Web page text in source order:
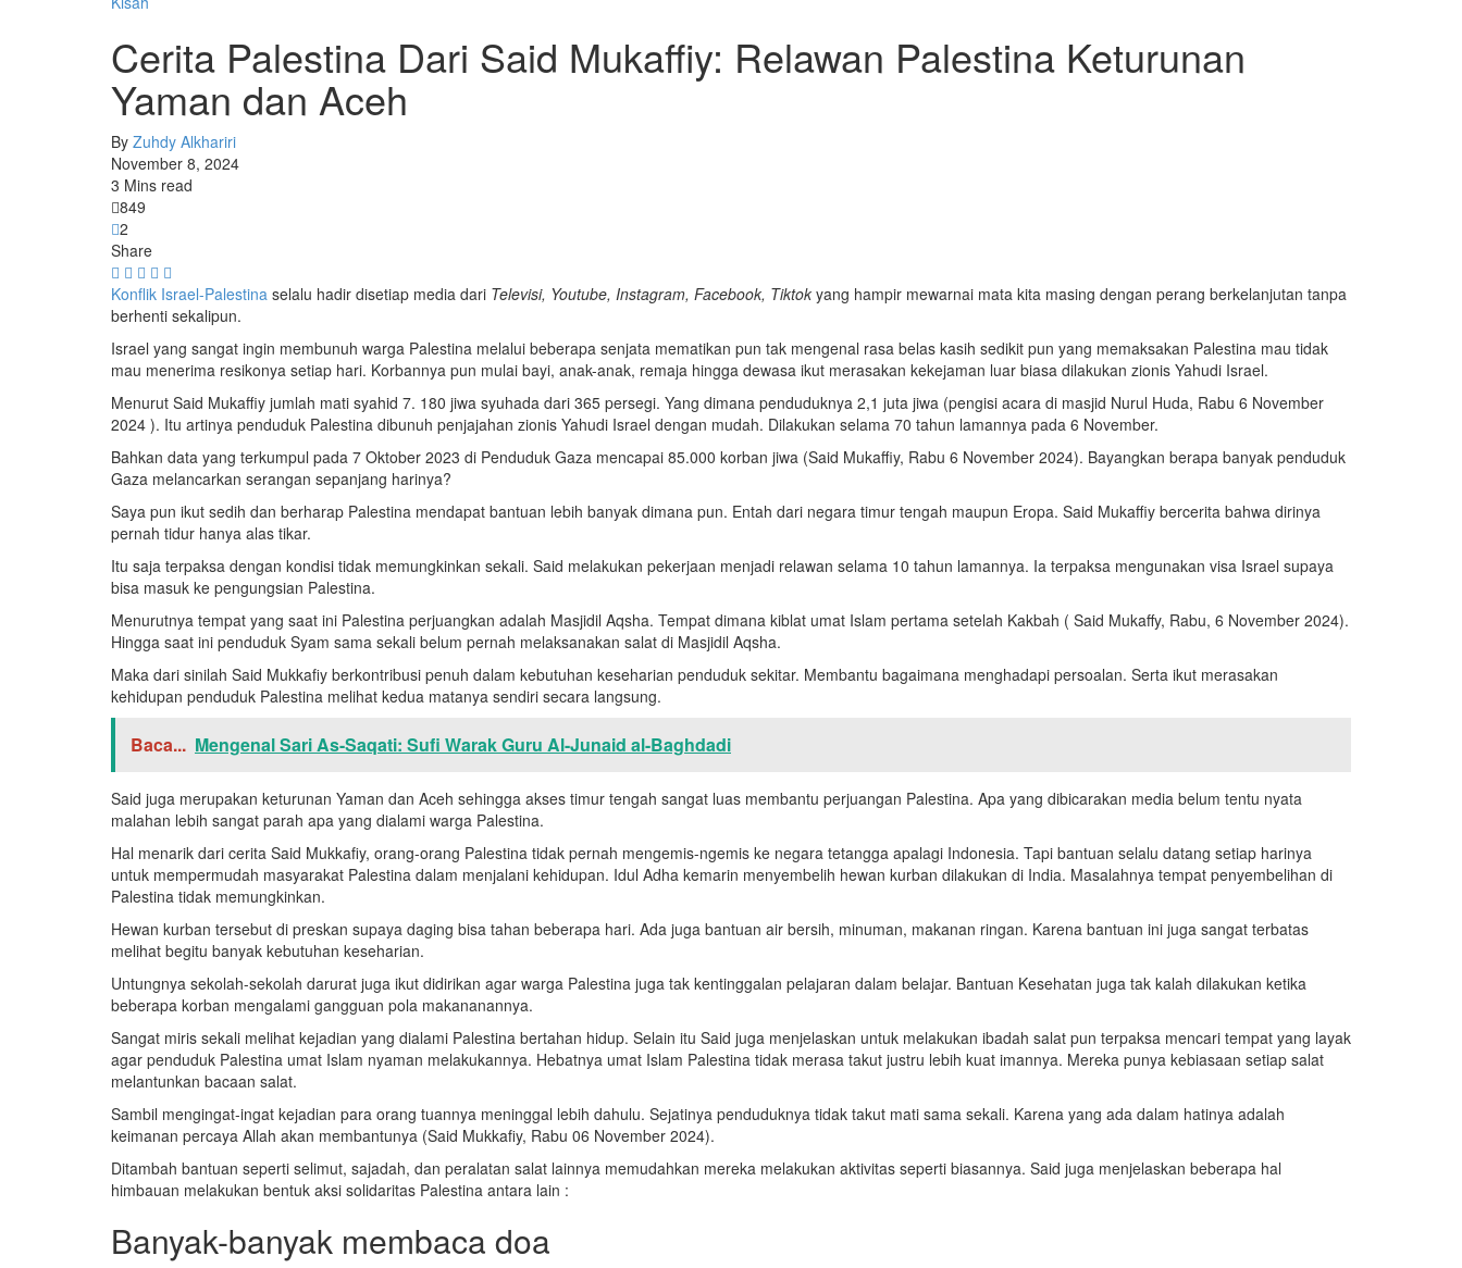
Cerita Palestina Dari Said Mukaffiy: Relawan Palestina Keturunan
Yaman dan Aceh
By Zuhdy Alkhariri
November 8, 2024
3 Mins read
849
2
Share
Konflik Israel-Palestina selalu hadir disetiap media dari Televisi, Youtube, Instagram, Facebook, Tiktok yang hampir mewarnai mata kita masing dengan perang berkelanjutan tanpa
berhenti sekalipun.
Israel yang sangat ingin membunuh warga Palestina melalui beberapa senjata mematikan pun tak mengenal rasa belas kasih sedikit pun yang memaksakan Palestina mau tidak
mau menerima resikonya setiap hari. Korbannya pun mulai bayi, anak-anak, remaja hingga dewasa ikut merasakan kekejaman luar biasa dilakukan zionis Yahudi Israel.
Menurut Said Mukaffiy jumlah mati syahid 7. 180 jiwa syuhada dari 365 persegi. Yang dimana penduduknya 2,1 juta jiwa (pengisi acara di masjid Nurul Huda, Rabu 6 November
2024 ). Itu artinya penduduk Palestina dibunuh penjajahan zionis Yahudi Israel dengan mudah. Dilakukan selama 70 tahun lamannya pada 6 November.
Bahkan data yang terkumpul pada 7 Oktober 2023 di Penduduk Gaza mencapai 85.000 korban jiwa (Said Mukaffiy, Rabu 6 November 2024). Bayangkan berapa banyak penduduk
Gaza melancarkan serangan sepanjang harinya?
Saya pun ikut sedih dan berharap Palestina mendapat bantuan lebih banyak dimana pun. Entah dari negara timur tengah maupun Eropa. Said Mukaffiy bercerita bahwa dirinya
pernah tidur hanya alas tikar.
Itu saja terpaksa dengan kondisi tidak memungkinkan sekali. Said melakukan pekerjaan menjadi relawan selama 10 tahun lamannya. Ia terpaksa mengunakan visa Israel supaya
bisa masuk ke pengungsian Palestina.
Menurutnya tempat yang saat ini Palestina perjuangkan adalah Masjidil Aqsha. Tempat dimana kiblat umat Islam pertama setelah Kakbah ( Said Mukaffy, Rabu, 6 November 2024).
Hingga saat ini penduduk Syam sama sekali belum pernah melaksanakan salat di Masjidil Aqsha.
Maka dari sinilah Said Mukkafiy berkontribusi penuh dalam kebutuhan keseharian penduduk sekitar. Membantu bagaimana menghadapi persoalan. Serta ikut merasakan
kehidupan penduduk Palestina melihat kedua matanya sendiri secara langsung.
Baca... Mengenal Sari As-Saqati: Sufi Warak Guru Al-Junaid al-Baghdadi
Said juga merupakan keturunan Yaman dan Aceh sehingga akses timur tengah sangat luas membantu perjuangan Palestina. Apa yang dibicarakan media belum tentu nyata
malahan lebih sangat parah apa yang dialami warga Palestina.
Hal menarik dari cerita Said Mukkafiy, orang-orang Palestina tidak pernah mengemis-ngemis ke negara tetangga apalagi Indonesia. Tapi bantuan selalu datang setiap harinya
untuk mempermudah masyarakat Palestina dalam menjalani kehidupan. Idul Adha kemarin menyembelih hewan kurban dilakukan di India. Masalahnya tempat penyembelihan di
Palestina tidak memungkinkan.
Hewan kurban tersebut di preskan supaya daging bisa tahan beberapa hari. Ada juga bantuan air bersih, minuman, makanan ringan. Karena bantuan ini juga sangat terbatas
melihat begitu banyak kebutuhan keseharian.
Untungnya sekolah-sekolah darurat juga ikut didirikan agar warga Palestina juga tak kentinggalan pelajaran dalam belajar. Bantuan Kesehatan juga tak kalah dilakukan ketika
beberapa korban mengalami gangguan pola makananannya.
Sangat miris sekali melihat kejadian yang dialami Palestina bertahan hidup. Selain itu Said juga menjelaskan untuk melakukan ibadah salat pun terpaksa mencari tempat yang layak
agar penduduk Palestina umat Islam nyaman melakukannya. Hebatnya umat Islam Palestina tidak merasa takut justru lebih kuat imannya. Mereka punya kebiasaan setiap salat
melantunkan bacaan salat.
Sambil mengingat-ingat kejadian para orang tuannya meninggal lebih dahulu. Sejatinya penduduknya tidak takut mati sama sekali. Karena yang ada dalam hatinya adalah
keimanan percaya Allah akan membantunya (Said Mukkafiy, Rabu 06 November 2024).
Ditambah bantuan seperti selimut, sajadah, dan peralatan salat lainnya memudahkan mereka melakukan aktivitas seperti biasannya. Said juga menjelaskan beberapa hal
himbauan melakukan bentuk aksi solidaritas Palestina antara lain :
Banyak-banyak membaca doa